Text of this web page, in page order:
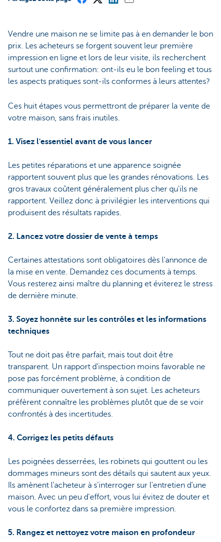
Vendre une maison ne se limite pas à en demander le bon
prix. Les acheteurs se forgent souvent leur première
impression en ligne et lors de leur visite, ils recherchent
surtout une confirmation: ont-ils eu le bon feeling et tous
les aspects pratiques sont-ils conformes à leurs attentes?
Ces huit étapes vous permettront de préparer la vente de
votre maison, sans frais inutiles.
1. Visez l'essentiel avant de vous lancer
Les petites réparations et une apparence soignée
rapportent souvent plus que les grandes rénovations. Les
gros travaux coûtent généralement plus cher qu'ils ne
rapportent. Veillez donc à privilégier les interventions qui
produisent des résultats rapides.
2. Lancez votre dossier de vente à temps
Certaines attestations sont obligatoires dès l'annonce de
la mise en vente. Demandez ces documents à temps.
Vous resterez ainsi maître du planning et éviterez le stress
de dernière minute.
3. Soyez honnête sur les contrôles et les informations
techniques
Tout ne doit pas être parfait, mais tout doit être
transparent. Un rapport d'inspection moins favorable ne
pose pas forcément problème, à condition de
communiquer ouvertement à son sujet. Les acheteurs
préfèrent connaître les problèmes plutôt que de se voir
confrontés à des incertitudes.
4. Corrigez les petits défauts
Les poignées desserrées, les robinets qui gouttent ou les
dommages mineurs sont des détails qui sautent aux yeux.
Ils amènent l'acheteur à s'interroger sur l'entretien d'une
maison. Avec un peu d'effort, vous lui évitez de douter et
vous le confortez dans sa première impression.
5. Rangez et nettoyez votre maison en profondeur